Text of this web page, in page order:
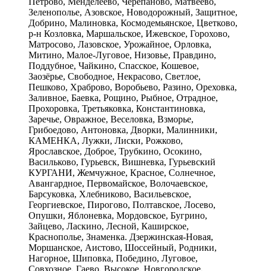
Зеленополье, Азовское, Новодорожный, Защитное,
Добрино, Малиновка, Космодемьянское, Цветково,
р-н Козловка, Маршальское, Ижевское, Горохово,
Матросово, Лазовское, Урожайное, Орловка,
Митино, Малое-Луговое, Низовье, Правдино,
Поддубное, Чайкино, Спасское, Кошевое,
Заозёрье, Свободное, Некрасово, Светлое,
Пешково, Храброво, Воробьево, Разино, Ореховка,
Заливное, Баевка, Рощино, Рыбное, Отрадное,
Прохоровка, Третьяковка, Константиновка,
Заречье, Овражное, Веселовка, Взморье,
Грибоедово, Антоновка, Дворки, Малинники,
КАМЕНКА, Лужки, Лиски, Рожково,
Ярославское, Доброе, Трубкино, Осокино,
Васильково, Гурьевск, Вишневка, Гурьевский
КУРГАНИ, Жемчужное, Красное, Солнечное,
Авангардное, Первомайское, Волочаевское,
Барсуковка, Хлебниково, Васильевское,
Георгиевское, Пирогово, Полтавское, Лосево,
Опушки, Яблоневка, Мордовское, Бугрино,
Зайцево, Ласкино, Лесной, Каширское,
Краснополье, Знаменка. Дзержинская-Новая,
Моршанское, Аистово, Шоссейный, Родники,
Нагорное, Шиповка, Победино, Луговое,
Совхозное, Гаево, Высокое, Новгородское,